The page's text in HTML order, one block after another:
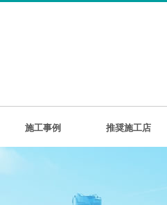
施工事例 推奨施工店